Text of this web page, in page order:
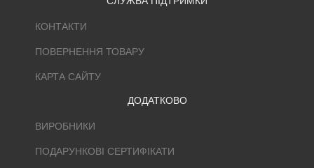
КОНТАКТИ
ПОВЕРНЕННЯ ТОВАРУ
КАРТА САЙТУ
ДОДАТКОВО
ВИРОБНИКИ
ПОДАРУНКОВІ СЕРТИФІКАТИ